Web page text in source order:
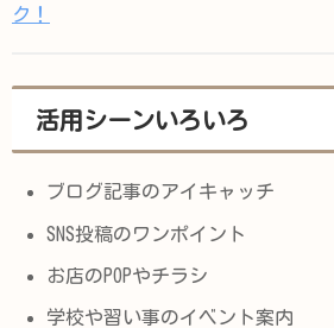
ク！
活用シーンいろいろ
ブログ記事のアイキャッチ
SNS投稿のワンポイント
お店のPOPやチラシ
学校や習い事のイベント案内